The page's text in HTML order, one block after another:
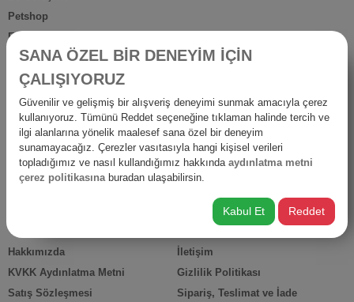
Petshop
Ev Dışı Tüketim
Kişisel Bakım
Anne Bebek
İş Yerine Özel
Oto-Yapı-Bahçe
Hediyelik Ürünler
Diğer Ürünler
İsraf
Hakkımızda
KVKK Aydınlatma Metni
Satış Sözleşmesi
İletişim
Gizlilik Politikası
Sipariş, Teslimat ve İade
SANA ÖZEL BİR DENEYİM İÇİN
ÇALIŞIYORUZ
Güvenilir ve gelişmiş bir alışveriş deneyimi sunmak amacıyla çerez
kullanıyoruz. Tümünü Reddet seçeneğine tıklaman halinde tercih ve
ilgi alanlarına yönelik maalesef sana özel bir deneyim
sunamayacağız. Çerezler vasıtasıyla hangi kişisel verileri
topladığımız ve nasıl kullandığımız hakkında aydınlatma metni
çerez politikasınaburadan ulaşabilirsin.
Kabul Et Reddet